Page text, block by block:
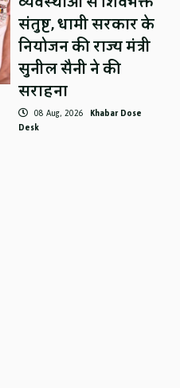
संतुष्ट, धामी सरकार के
नियोजन की राज्य मंत्री
सुनील सैनी ने की
सराहना
08 Aug, 2026 Khabar Dose
Desk